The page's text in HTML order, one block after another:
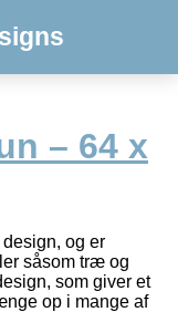
– 64 x
og er
såsom træ og
som giver et
op i mange af